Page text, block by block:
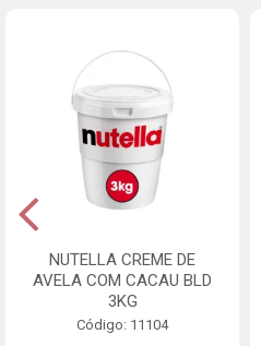
NUTELLA CREME DE
AVELA COM CACAU BLD
3KG
Código: 11104